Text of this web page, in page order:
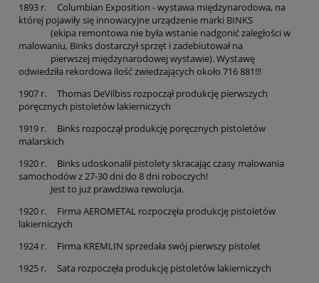
1893 r. Columbian Exposition - wystawa międzynarodowa, na
której pojawiły się innowacyjne urządzenie marki BINKS
(ekipa remontowa nie była wstanie nadgonić zaległości w
malowaniu, Binks dostarczył sprzęt i zadebiutował na
pierwszej międzynarodowej wystawie). Wystawę
odwiedziła rekordowa ilość zwiedzających około 716 881!!!
1907 r. Thomas DeVilbiss rozpoczął produkcję pierwszych
poręcznych pistoletów lakierniczych
1919 r. Binks rozpoczął produkcję poręcznych pistoletów
malarskich
1920 r. Binks udoskonalił pistolety skracając czasy malowania
samochodów z 27-30 dni do 8 dni roboczych!
Jest to już prawdziwa rewolucja.
1920 r. Firma AEROMETAL rozpoczęła produkcję pistoletów
lakierniczych
1924 r. Firma KREMLIN sprzedała swój pierwszy pistolet
1925 r. Sata rozpoczęła produkcję pistoletów lakierniczych